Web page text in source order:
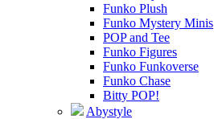
Funko Plush
Funko Mystery Minis
POP and Tee
Funko Figures
Funko Funkoverse
Funko Chase
Bitty POP!
Abystyle